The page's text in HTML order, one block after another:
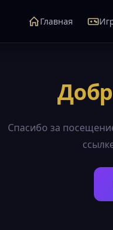
Главная
Спасибо за